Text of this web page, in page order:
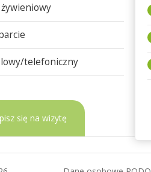
telefoniczny
się na wizytę